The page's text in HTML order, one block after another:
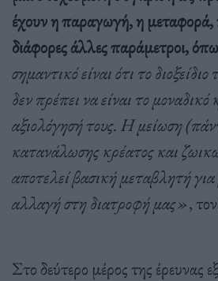
έχουν η παραγωγή, η μεταφορά,
διάφορες άλλες παράμετροι,
σημαντικό είναι ότι το
δεν πρέπει να είναι το μοναδικό
αξιολόγησή τους. Η μείωση
κατανάλωσης κρέατος και
αποτελεί βασική μεταβλητή
αλλαγή στη διατροφή μας»,
Στο δεύτερο μέρος της έρευνας